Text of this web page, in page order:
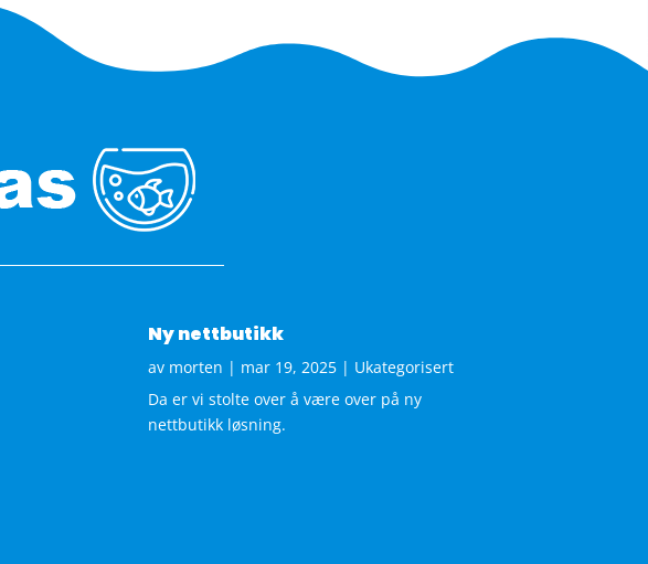
Ny nettbutikk
av morten | mar 19, 2025| Ukategorisert
Da er vi stolte over å være over på ny
nettbutikk løsning.